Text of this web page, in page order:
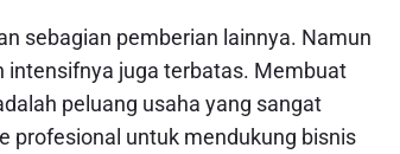
sebagian pemberian lainnya. Namun
intensifnya juga terbatas. Membuat
peluang usaha yang sangat
profesional untuk mendukung bisnis